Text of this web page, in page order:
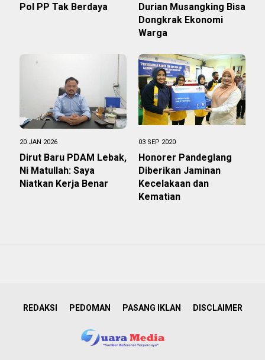
Pol PP Tak Berdaya
Durian Musangking Bisa
Dongkrak Ekonomi
Warga
20 JAN 2026
Dirut Baru PDAM Lebak,
Ni Matullah: Saya
Niatkan Kerja Benar
03 SEP 2020
Honorer Pandeglang
Diberikan Jaminan
Kecelakaan dan
Kematian
REDAKSI PEDOMAN PASANG IKLAN DISCLAIMER